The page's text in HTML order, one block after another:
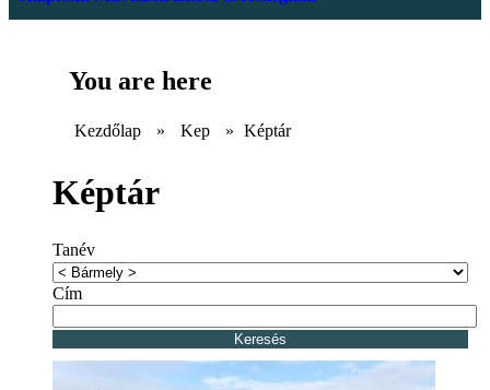
You are here
Kezdőlap » Kep » Képtár
Képtár
Tanév
Cím